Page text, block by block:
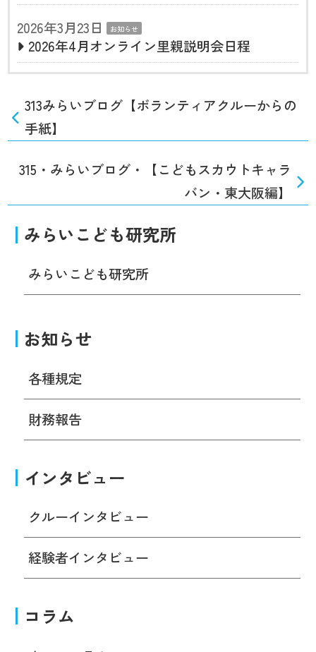
2026年3月23日
お知らせ
2026年4月オンライン里親説明会日程
313みらいブログ【ボランティアクルーからの
手紙】
315・みらいブログ・【こどもスカウトキャラ
バン・東大阪編】
みらいこども研究所
みらいこども研究所
お知らせ
各種規定
財務報告
インタビュー
クルーインタビュー
経験者インタビュー
コラム